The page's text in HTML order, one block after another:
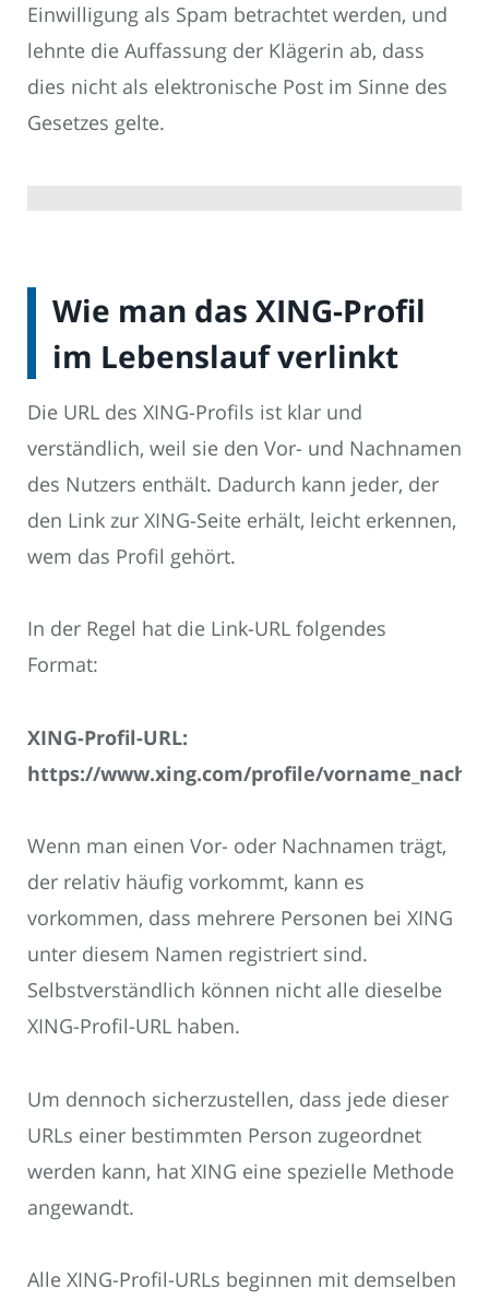
Einwilligung als Spam betrachtet werden, und
lehnte die Auffassung der Klägerin ab, dass
dies nicht als elektronische Post im Sinne des
Gesetzes gelte.
Wie man das XING-Profil
im Lebenslauf verlinkt
Die URL des XING-Profils ist klar und
verständlich, weil sie den Vor- und Nachnamen
des Nutzers enthält. Dadurch kann jeder, der
den Link zur XING-Seite erhält, leicht erkennen,
wem das Profil gehört.
In der Regel hat die Link-URL folgendes
Format:
XING-Profil-URL:
https://www.xing.com/profile/
Wenn man einen Vor- oder Nachnamen trägt,
der relativ häufig vorkommt, kann es
vorkommen, dass mehrere Personen bei XING
unter diesem Namen registriert sind.
Selbstverständlich können nicht alle dieselbe
XING-Profil-URL haben.
Um dennoch sicherzustellen, dass jede dieser
URLs einer bestimmten Person zugeordnet
werden kann, hat XING eine spezielle Methode
angewandt.
Alle XING-Profil-URLs beginnen mit demselben